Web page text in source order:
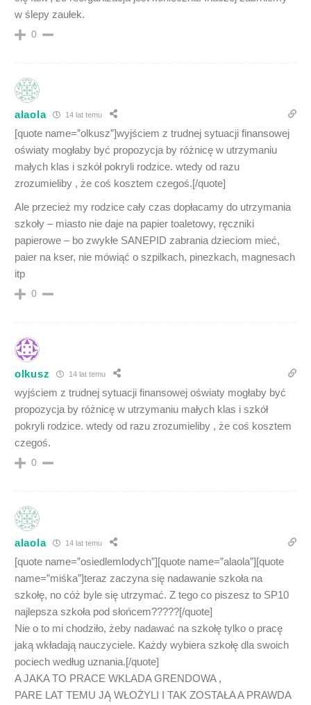
w ślepy zaułek.
0
alaola 14 lat temu
[quote name=”olkusz”]wyjściem z trudnej sytuacji finansowej
oświaty mogłaby być propozycja by różnicę w utrzymaniu
małych klas i szkół pokryli rodzice. wtedy od razu
zrozumieliby , że coś kosztem czegoś.[/quote]
Ale przecież my rodzice cały czas dopłacamy do utrzymania
szkoły – miasto nie daje na papier toaletowy, ręczniki
papierowe – bo zwykłe SANEPID zabrania dzieciom mieć,
paier na kser, nie mówiąć o szpilkach, pinezkach, magnesach
itp
0
olkusz 14 lat temu
wyjściem z trudnej sytuacji finansowej oświaty mogłaby być
propozycja by różnicę w utrzymaniu małych klas i szkół
pokryli rodzice. wtedy od razu zrozumieliby , że coś kosztem
czegoś.
0
alaola 14 lat temu
[quote name=”osiedlemlodych”][quote name=”alaola”][quote
name=”miśka”]teraz zaczyna się nadawanie szkoła na
szkołę, no cóż byle się utrzymać. Z tego co piszesz to SP10
najlepsza szkoła pod słońcem?????[/quote]
Nie o to mi chodziło, żeby nadawać na szkołę tylko o pracę
jaką wkładają nauczyciele. Każdy wybiera szkołę dla swoich
pociech według uznania.[/quote]
A JAKA TO PRACE WKLADA GRENDOWA ,
PARE LAT TEMU JĄ WŁOŻYLI I TAK ZOSTAŁA A PRAWDA